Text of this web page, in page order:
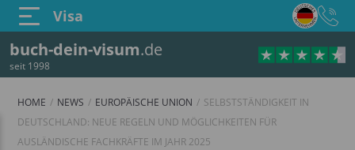
buch-dein-visum.de
seit 1998
Visa
HOME NEWS EUROPÄISCHE UNION
SELBSTSTÄNDIGKEIT IN
DEUTSCHLAND: NEUE REGELN UND MÖGLICHKEITEN FÜR
AUSLÄNDISCHE FACHKRÄFTE IM JAHR 2025